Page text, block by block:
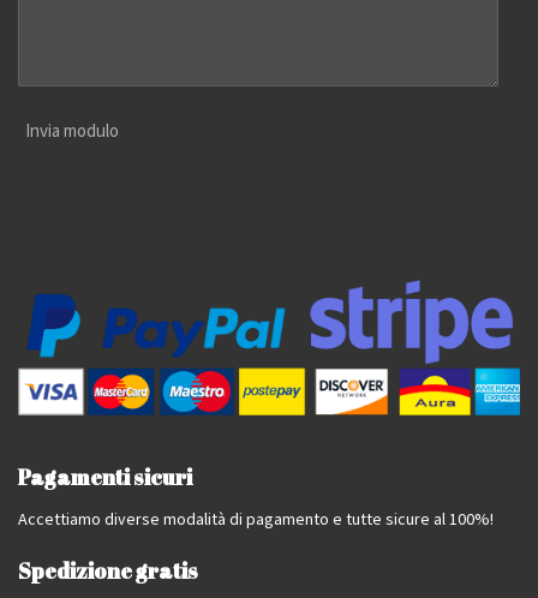
Invia modulo
Pagamenti sicuri
Accettiamo diverse modalità di pagamento e tutte sicure al 100%!
Spedizione gratis